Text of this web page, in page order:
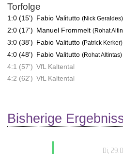
Torfolge
1:0 (15') Fabio Valitutto (Nick Geraldes)
2:0 (17') Manuel Frommelt (Rohat
3:0 (38') Fabio Valitutto (Patrick Kerker)
4:0 (48') Fabio Valitutto (Rohat Altintas)
4:1 (57') VfL Kaltental
4:2 (62') VfL Kaltental
Bisherige
Di,